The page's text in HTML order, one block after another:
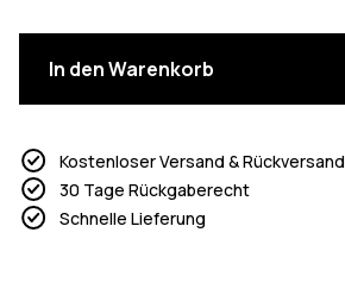
In den Warenkorb
Kostenloser Versand & Rückversand
30 Tage Rückgaberecht
Schnelle Lieferung